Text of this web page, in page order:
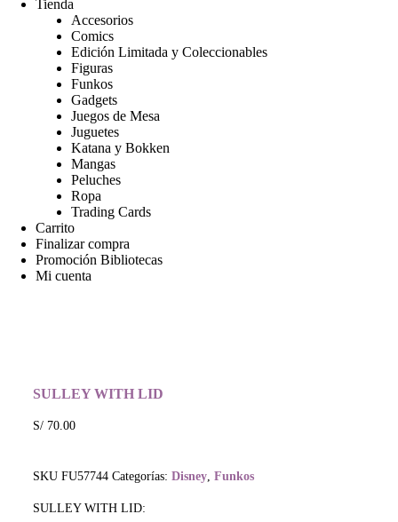
Tienda
Accesorios
Comics
Edición Limitada y Coleccionables
Figuras
Funkos
Gadgets
Juegos de Mesa
Juguetes
Katana y Bokken
Mangas
Peluches
Ropa
Trading Cards
Carrito
Finalizar compra
Promoción Bibliotecas
Mi cuenta
SULLEY WITH LID
S/70.00
SKU FU57744 Categorías: Disney, Funkos
SULLEY WITH LID: